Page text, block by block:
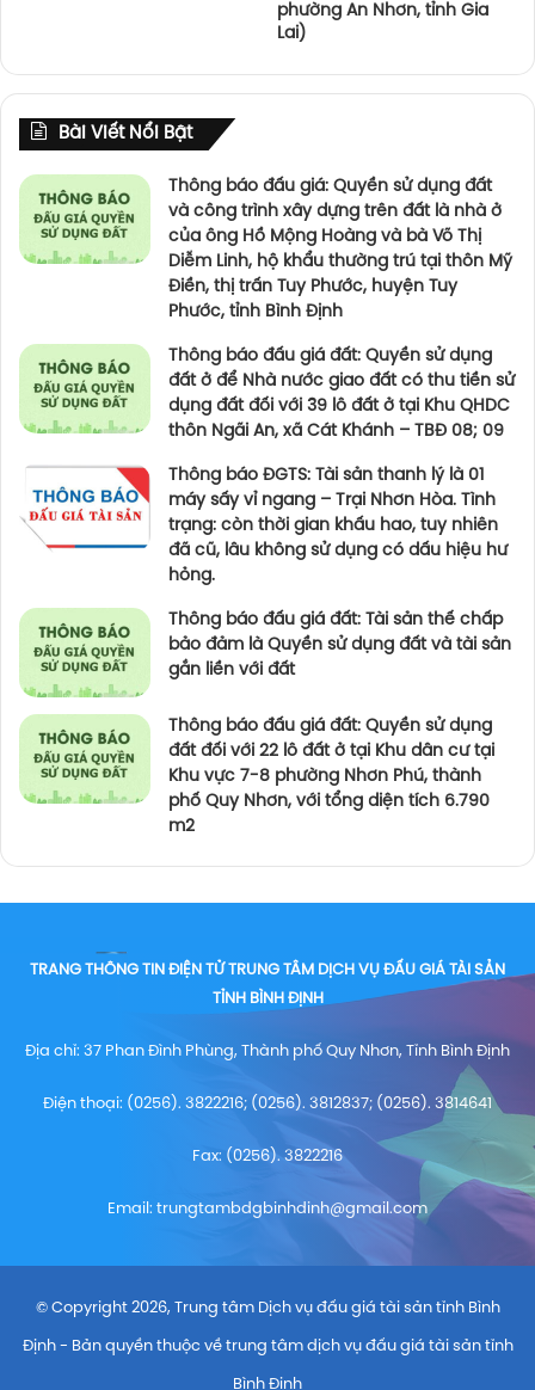
phường An Nhơn, tỉnh Gia
Lai)
Bài Viết Nổi Bật
Thông báo đấu giá: Quyền sử dụng đất
và công trình xây dựng trên đất là nhà ở
của ông Hồ Mộng Hoàng và bà Võ Thị
Diễm Linh, hộ khẩu thường trú tại thôn Mỹ
Điền, thị trấn Tuy Phước, huyện Tuy
Phước, tỉnh Bình Định
Thông báo đấu giá đất: Quyền sử dụng
đất ở để Nhà nước giao đất có thu tiền sử
dụng đất đối với 39 lô đất ở tại Khu QHDC
thôn Ngãi An, xã Cát Khánh – TBĐ 08; 09
Thông báo ĐGTS: Tài sản thanh lý là 01
máy sấy vỉ ngang – Trại Nhơn Hòa. Tình
trạng: còn thời gian khấu hao, tuy nhiên
đã cũ, lâu không sử dụng có dấu hiệu hư
hỏng.
Thông báo đấu giá đất: Tài sản thế chấp
bảo đảm là Quyền sử dụng đất và tài sản
gắn liền với đất
Thông báo đấu giá đất: Quyền sử dụng
đất đối với 22 lô đất ở tại Khu dân cư tại
Khu vực 7-8 phường Nhơn Phú, thành
phố Quy Nhơn, với tổng diện tích 6.790
m2
TRANG THÔNG TIN ĐIỆN TỬ TRUNG TÂM DỊCH VỤ ĐẤU GIÁ TÀI SẢN
TỈNH BÌNH ĐỊNH
Địa chỉ: 37 Phan Đình Phùng, Thành phố Quy Nhơn, Tỉnh Bình Định
Điện thoại: (0256). 3822216; (0256). 3812837; (0256). 3814641
Fax: (0256). 3822216
Email: trungtambdgbinhdinh@gmail.com
© Copyright 2026, Trung tâm Dịch vụ đấu giá tài sản tỉnh Bình
Định - Bản quyền thuộc về trung tâm dịch vụ đấu giá tài sản tỉnh
Bình Định